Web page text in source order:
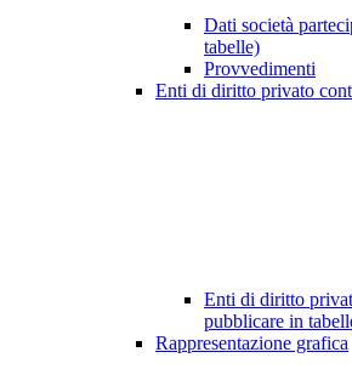
Dati società
tabelle)
Provvedimenti
Enti di diritto privato
Enti di diritto
pubblicare in
Rappresentazione grafica